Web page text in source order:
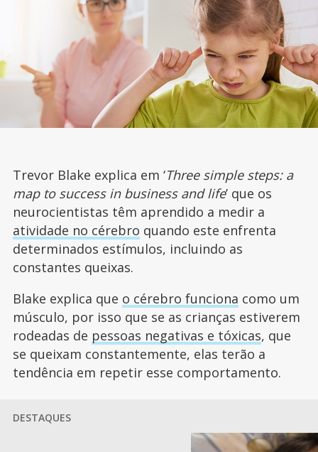
Trevor Blake explica em ‘Three simple steps: a
map to success in business and life’ que os
neurocientistas têm aprendido a medir a
atividade no cérebro quando este enfrenta
determinados estímulos, incluindo as
constantes queixas.
Blake explica que o cérebro funciona como um
músculo, por isso que se as crianças estiverem
rodeadas de pessoas negativas e tóxicas, que
se queixam constantemente, elas terão a
tendência em repetir esse comportamento.
DESTAQUES